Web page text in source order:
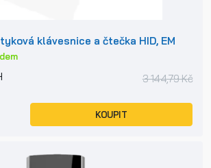
klávesnice a čtečka HID, EM
3 144,79 Kč
KOUPIT